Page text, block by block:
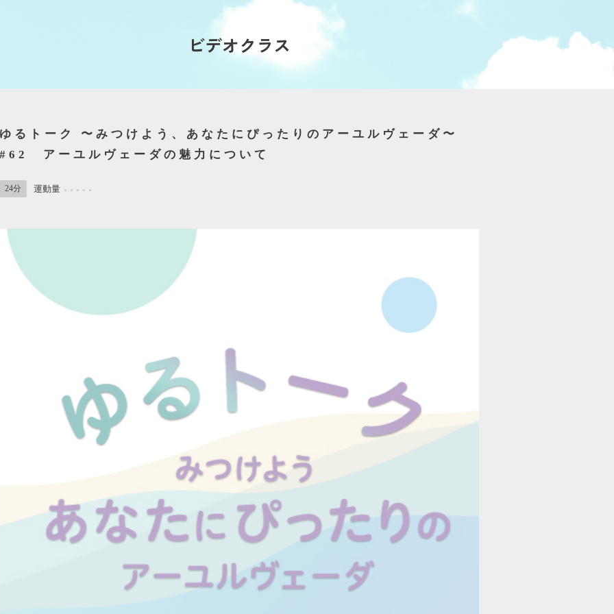
ビデオクラス
ゆるトーク 〜みつけよう、あなたにぴったりのアーユルヴェーダ〜
#62 アーユルヴェーダの魅力について
24分 運動量 ● ● ● ● ●